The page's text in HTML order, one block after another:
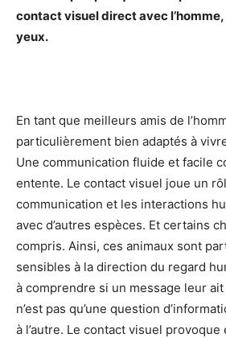
contact visuel direct avec
yeux.
En tant que meilleurs amis de
particulièrement bien adaptés à
Une communication fluide et facile
entente. Le contact visuel joue un
communication et les interactions
avec d’autres espèces. Et certains
compris. Ainsi, ces animaux sont
sensibles à la direction du regard
à comprendre si un message leur
n’est pas qu’une question
à l’autre. Le contact visuel provoque